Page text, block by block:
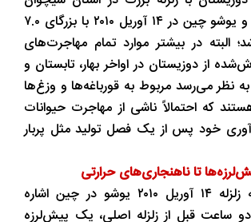
چین در ۲۰۰۸ و یوشو چین در ۱۴ آوریل ۲۰۱۰ با بزرگای ۷.۰
البته در بیشتر موارد تمام مهاجرت‌های
از دوزیستان در اواخر بهار، تابستان و
نظر می‌رسد مربوط به قورباغه‌ها و وزغ‌ها
که احتمالاً ناشی از مهاجرت حیوانات
خود پس از یک فصل تولید مثل پربار
تا ناهنجاری‌های حرارتی
زارع در ادامه به زلزله ۱۴ آوریل ۲۰۱۰ یوشو در چین اشاره
ساعت قبل از زلزله اصلی، یک پیش‌لرزه